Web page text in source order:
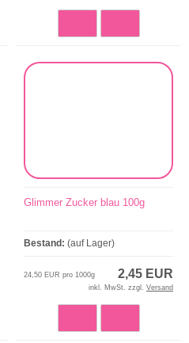
Glimmer Zucker blau 100g
Bestand: (auf Lager)
2,45 EUR
24,50 EUR pro 1000g
inkl. MwSt. zzgl. Versand